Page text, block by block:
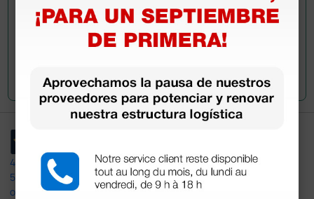
Envía tu pregunta
4,4
597
opiniones